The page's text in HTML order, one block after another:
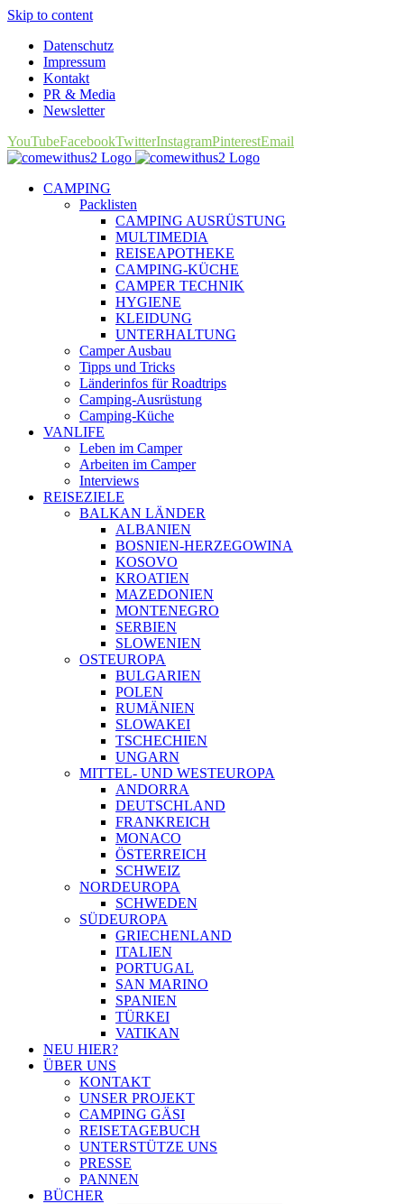
Skip to content
Datenschutz
Impressum
Kontakt
PR & Media
Newsletter
YouTubeFacebookTwitterInstagramPinterestEmail
CAMPING
Packlisten
CAMPING AUSRÜSTUNG
MULTIMEDIA
REISEAPOTHEKE
CAMPING-KÜCHE
CAMPER TECHNIK
HYGIENE
KLEIDUNG
UNTERHALTUNG
Camper Ausbau
Tipps und Tricks
Länderinfos für Roadtrips
Camping-Ausrüstung
Camping-Küche
VANLIFE
Leben im Camper
Arbeiten im Camper
Interviews
REISEZIELE
BALKAN LÄNDER
ALBANIEN
BOSNIEN-HERZEGOWINA
KOSOVO
KROATIEN
MAZEDONIEN
MONTENEGRO
SERBIEN
SLOWENIEN
OSTEUROPA
BULGARIEN
POLEN
RUMÄNIEN
SLOWAKEI
TSCHECHIEN
UNGARN
MITTEL- UND WESTEUROPA
ANDORRA
DEUTSCHLAND
FRANKREICH
MONACO
ÖSTERREICH
SCHWEIZ
NORDEUROPA
SCHWEDEN
SÜDEUROPA
GRIECHENLAND
ITALIEN
PORTUGAL
SAN MARINO
SPANIEN
TÜRKEI
VATIKAN
NEU HIER?
ÜBER UNS
KONTAKT
UNSER PROJEKT
CAMPING GÄSI
REISETAGEBUCH
UNTERSTÜTZE UNS
PRESSE
PANNEN
BÜCHER